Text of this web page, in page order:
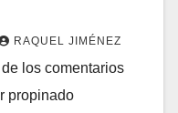
RAQUEL JIMÉNEZ
los comentarios
propinado